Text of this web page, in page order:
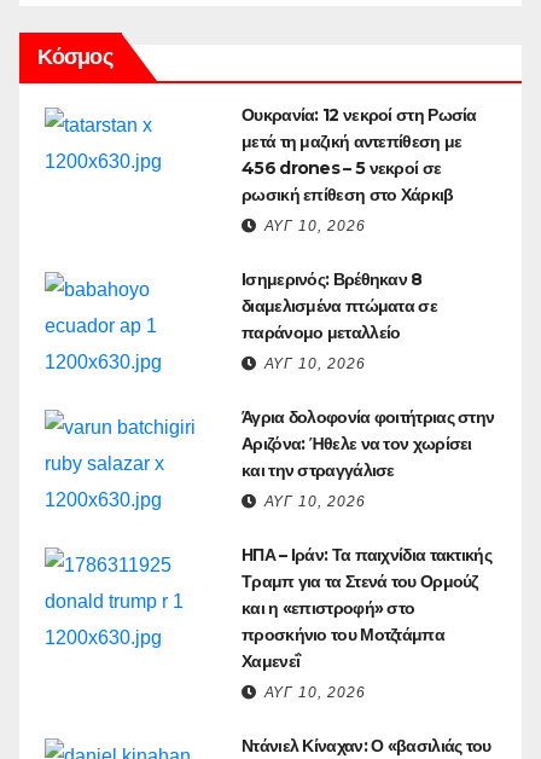
Κόσμος
Ουκρανία: 12 νεκροί στη Ρωσία
μετά τη μαζική αντεπίθεση με
456 drones – 5 νεκροί σε
ρωσική επίθεση στο Χάρκιβ
ΑΥΓ 10, 2026
Ισημερινός: Βρέθηκαν 8
διαμελισμένα πτώματα σε
παράνομο μεταλλείο
ΑΥΓ 10, 2026
Άγρια δολοφονία φοιτήτριας στην
Αριζόνα: Ήθελε να τον χωρίσει
και την στραγγάλισε
ΑΥΓ 10, 2026
ΗΠΑ – Ιράν: Τα παιχνίδια τακτικής
Τραμπ για τα Στενά του Ορμούζ
και η «επιστροφή» στο
προσκήνιο του Μοτζτάμπα
Χαμενεΐ
ΑΥΓ 10, 2026
Ντάνιελ Κίναχαν: Ο «βασιλιάς του